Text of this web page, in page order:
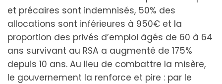
et précaires sont indemnisés, 50% des
allocations sont inférieures à 950€ et la
proportion des privés d’emploi âgés de 60 à 64
ans survivant au RSA a augmenté de 175%
depuis 10 ans. Au lieu de combattre la misère,
le gouvernement la renforce et pire : par le